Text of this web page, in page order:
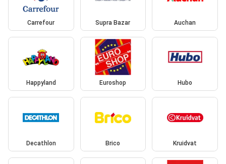
Carrefour Supra Bazar Auchan
Happyland Euroshop Hubo
Decathlon Brico Kruidvat